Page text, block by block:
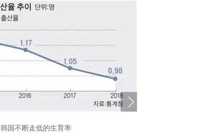
韩国不断走低的生育率